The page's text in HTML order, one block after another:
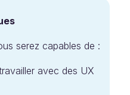
serez capables de :
avec des UX